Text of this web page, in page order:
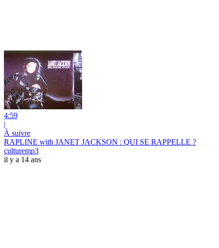
4:59
|
À suivre
RAPLINE with JANET JACKSON : QUI SE RAPPELLE ?
culturemp3
il y a 14 ans